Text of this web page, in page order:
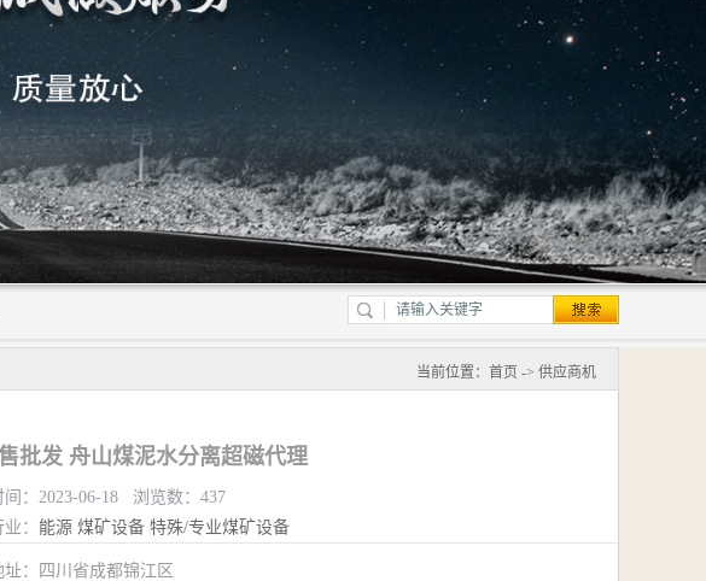
当前位置： 首页 -> 供应商机
批发 舟山煤泥水分离超磁代理
间：2023-06-18 浏览数：437
： 能源 煤矿设备 特殊/专业煤矿设备
址：四川省成都锦江区